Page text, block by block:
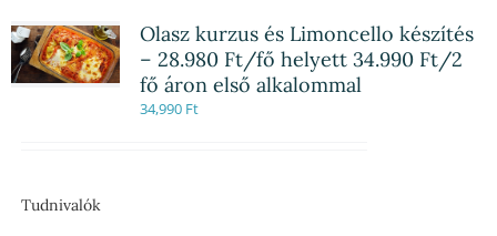
Olasz kurzus és Limoncello készítés
– 28.980 Ft/fő helyett 34.990 Ft/2
fő áron első alkalommal
34,990 Ft
Tudnivalók